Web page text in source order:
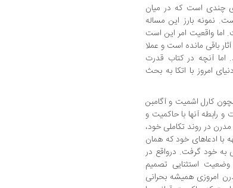
چندی است که در میان
نمونه بارز این مساله
اما واقعیت امر این است
باقی مانده است و عملا
اما آنچه در کتاب قدرت
امروز با اتکا به بحث
کارل اشمیت و آگامبن
و رابطه آنها با حاکمیت و
در روند تکاملی خود،
با ادعاهای خود که همان
به خود گرفت. درواقع در
استثنایی تصمیم
امروزی همیشه بحرانی